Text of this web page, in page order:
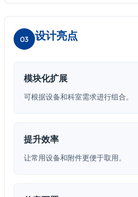
03 设计亮点
模块化扩展
可根据设备和科室需求进行组合。
提升效率
让常用设备和附件更便于取用。